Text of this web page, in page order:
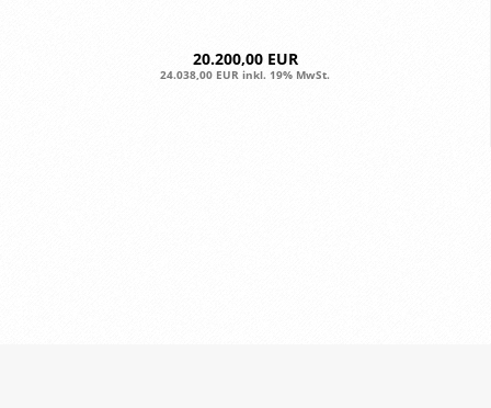
20.200,00 EUR
24.038,00 EUR inkl. 19% MwSt.